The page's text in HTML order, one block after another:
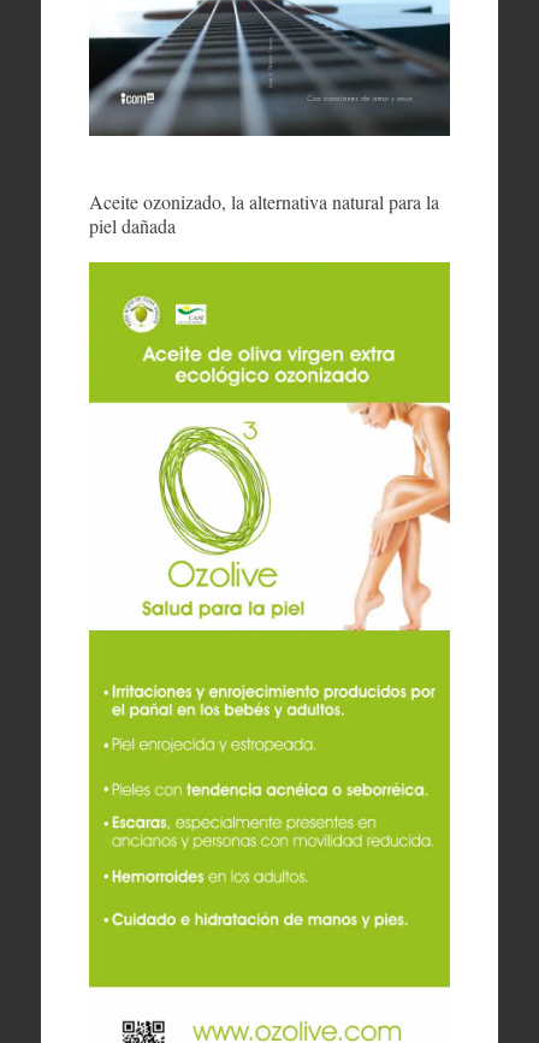
Aceite ozonizado, la alternativa natural para la
piel dañada